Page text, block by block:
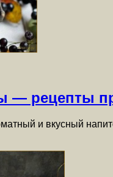
— рецепты
и вкусный